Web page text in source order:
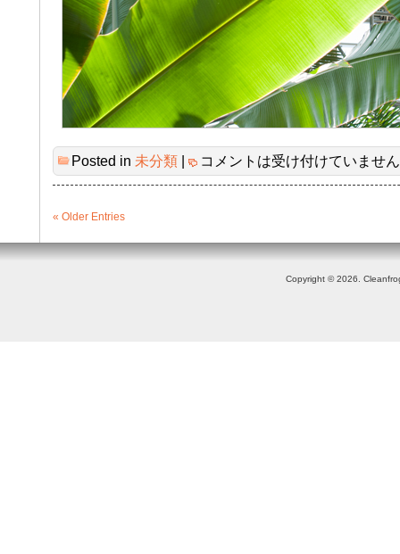
Posted in 未分類 | コメントは受け付けていませ
« Older Entries
Copyright © 2026.